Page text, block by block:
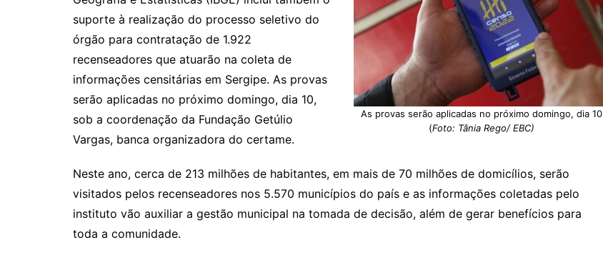
As provas serão aplicadas no próximo domingo, dia 10
(Foto: Tânia Rego/ EBC)
suporte à realização do processo seletivo do
órgão para contratação de 1.922
recenseadores que atuarão na coleta de
informações censitárias em Sergipe. As provas
serão aplicadas no próximo domingo, dia 10,
sob a coordenação da Fundação Getúlio
Vargas, banca organizadora do certame.
Neste ano, cerca de 213 milhões de habitantes, em mais de 70 milhões de domicílios, serão
visitados pelos recenseadores nos 5.570 municípios do país e as informações coletadas pelo
instituto vão auxiliar a gestão municipal na tomada de decisão, além de gerar benefícios para
toda a comunidade.